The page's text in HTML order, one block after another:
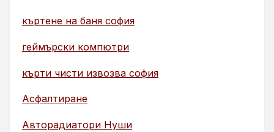
къртене на баня софия
геймърски компютри
кърти чисти извозва софия
Асфалтиране
Авторадиатори Нуши